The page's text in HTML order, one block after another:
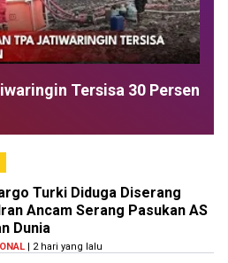
Tersisa 30 Persen
Turki Diduga Diserang
Ancam Serang Pasukan AS
Dunia
| 2 hari yang lalu